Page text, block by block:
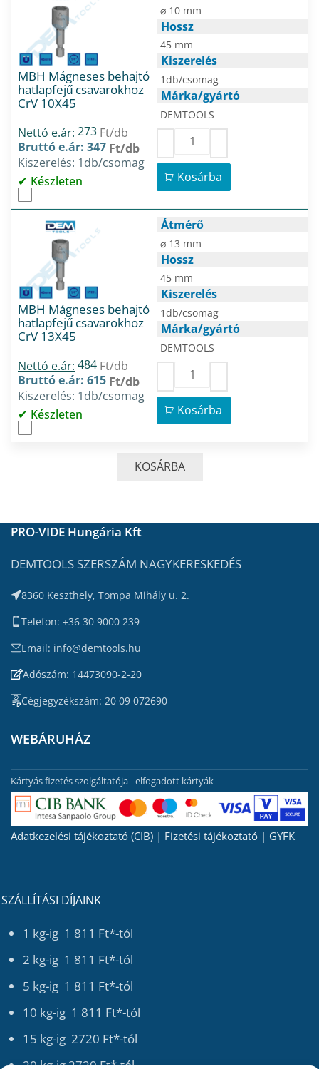
MBH Mágneses behajtó
hatlapfejű csavarokhoz
CrV 10X45
Nettó e.ár: 273 Ft/db
Bruttó e.ár: 347 Ft/db
Kiszerelés: 1db/csomag
Készleten
⌀ 10 mm
Hossz
45 mm
Kiszerelés
1db/csomag
Márka/gyártó
DEMTOOLS
Kosárba
MBH Mágneses behajtó
hatlapfejű csavarokhoz
CrV 13X45
Nettó e.ár: 484 Ft/db
Bruttó e.ár: 615 Ft/db
Kiszerelés: 1db/csomag
Készleten
Átmérő
⌀ 13 mm
Hossz
45 mm
Kiszerelés
1db/csomag
Márka/gyártó
DEMTOOLS
Kosárba
KOSÁRBA
PRO-VIDE Hungária Kft
DEMTOOLS SZERSZÁM NAGYKERESKEDÉS
8360 Keszthely, Tompa Mihály u. 2.
Telefon: +36 30 9000 239
Email: info@demtools.hu
Adószám: 14473090-2-20
Cégjegyzékszám: 20 09 072690
WEBÁRUHÁZ
Kártyás fizetés szolgáltatója - elfogadott kártyák
Adatkezelési tájékoztató (CIB) | Fizetési tájékoztató | GYFK
SZÁLLÍTÁSI DÍJAINK
1 kg-ig 1 811 Ft*-tól
2 kg-ig 1 811 Ft*-tól
5 kg-ig 1 811 Ft*-tól
10 kg-ig 1 811 Ft*-tól
15 kg-ig 2720 Ft*-tól
20 kg-ig 2720 Ft*-tól